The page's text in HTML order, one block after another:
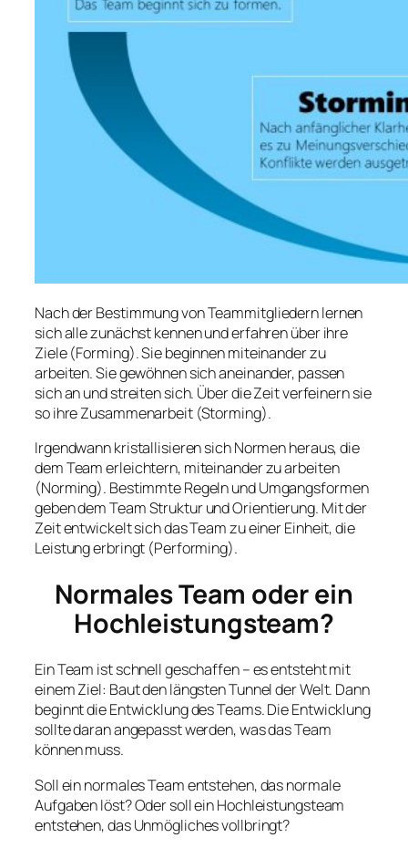
Nach der Bestimmung von Teammitgliedern lernen
sich alle zunächst kennen und erfahren über ihre
Ziele (Forming). Sie beginnen miteinander zu
arbeiten. Sie gewöhnen sich aneinander, passen
sich an und streiten sich. Über die Zeit verfeinern sie
so ihre Zusammenarbeit (Storming).
Irgendwann kristallisieren sich Normen heraus, die
dem Team erleichtern, miteinander zu arbeiten
(Norming). Bestimmte Regeln und Umgangsformen
geben dem Team Struktur und Orientierung. Mit der
Zeit entwickelt sich das Team zu einer Einheit, die
Leistung erbringt (Performing).
Normales Team oder ein
Hochleistungsteam?
Ein Team ist schnell geschaffen – es entsteht mit
einem Ziel: Baut den längsten Tunnel der Welt. Dann
beginnt die Entwicklung des Teams. Die Entwicklung
sollte daran angepasst werden, was das Team
können muss.
Soll ein normales Team entstehen, das normale
Aufgaben löst? Oder soll ein Hochleistungsteam
entstehen, das Unmögliches vollbringt?